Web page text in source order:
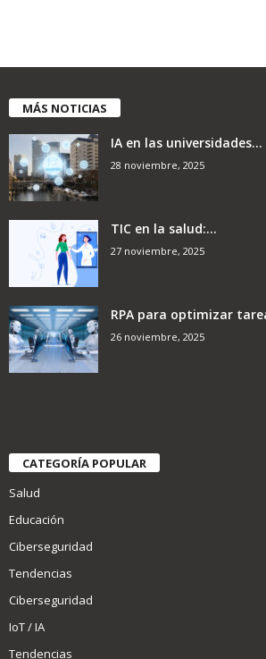
MÁS NOTICIAS
IA en las universidades...
28 noviembre, 2025
TIC en la salud:...
27 noviembre, 2025
RPA para optimizar
26 noviembre, 2025
CATEGORÍA POPULAR
Salud
Educación
Ciberseguridad
Tendencias
Ciberseguridad
IoT / IA
Tendencias